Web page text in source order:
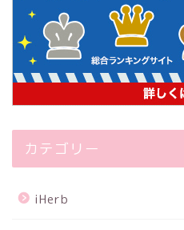
カテゴリー
iHerb